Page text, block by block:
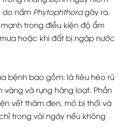
do nấm Phytophthoragây ra.
trong điều kiện độ ẩm
hoặc khi đất bị ngập nước
bệnh bao gồm: lá tiêu héo rũ
và rụng hàng loạt. Phần
vết thâm đen, mô bị thối và
trong vài ngày nếu không